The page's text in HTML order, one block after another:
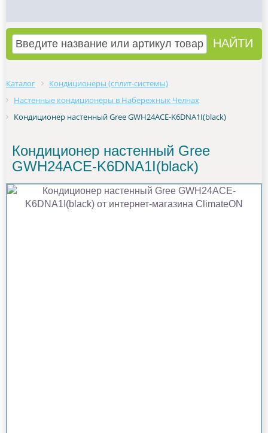
Каталог
Кондиционеры (сплит-системы)
Настенные кондиционеры в Набережных Челнах
Кондиционер настенный Gree GWH24ACE-K6DNA1I(black)
Кондиционер настенный Gree
GWH24ACE-K6DNA1I(black)